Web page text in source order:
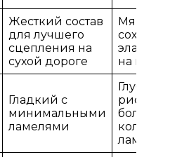
Жесткий состав
для лучшего
сцепления на
сухой дороге
Мягкий
на
Гладкий с
минимальными
ламелями
рисунок
ламелей